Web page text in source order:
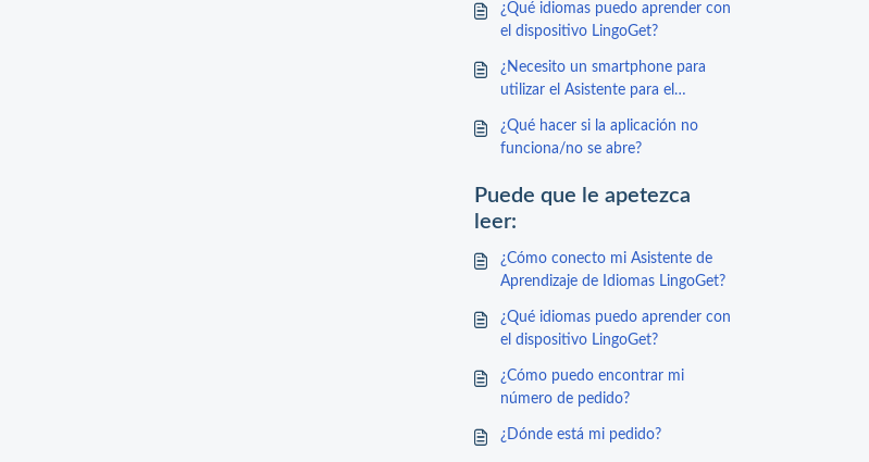
¿Qué idiomas puedo aprender con
el dispositivo LingoGet?
¿Necesito un smartphone para
utilizar el Asistente para el
¿Qué hacer si la aplicación no
funciona/no se abre?
Puede que le apetezca
leer:
¿Cómo conecto mi Asistente de
Aprendizaje de Idiomas LingoGet?
¿Qué idiomas puedo aprender con
el dispositivo LingoGet?
¿Cómo puedo encontrar mi
número de pedido?
¿Dónde está mi pedido?